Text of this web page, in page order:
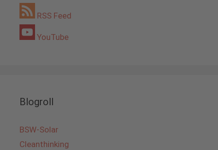
RSS Feed
YouTube
Blogroll
BSW-Solar
Cleanthinking